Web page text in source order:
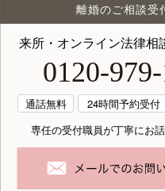
離婚のご相談受
来所・オンライン法律相
0120-
通話無料 24時間予約受付
専任の受付職員が丁寧にお